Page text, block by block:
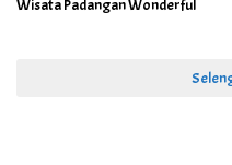
Wisata Padangan Wonderful